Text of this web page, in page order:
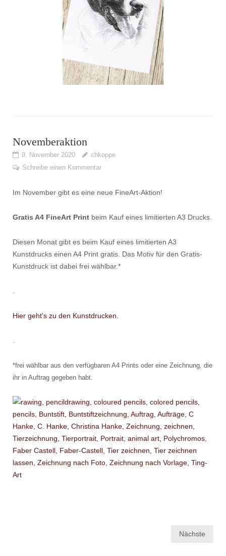
Novemberaktion
9. November 2020
chkoppe
Schreibe einen Kommentar
Im November gibt es eine neue FineArt-Aktion!
Gratis A4 FineArt Printbeim Kauf eines limitierten A3 Drucks.
Diesen Monat gibt es beim Kauf eines limitierten A3
Kunstdrucks einen A4 Print gratis. Das Motiv für den Gratis-
Kunstdruck ist dabei frei wählbar.*
Hier geht's zu den Kunstdrucken.
*frei wählbar aus den verfügbaren A4 Prints oder eine Zeichnung, die
ihr in Auftrag gegeben habt.
Nächste